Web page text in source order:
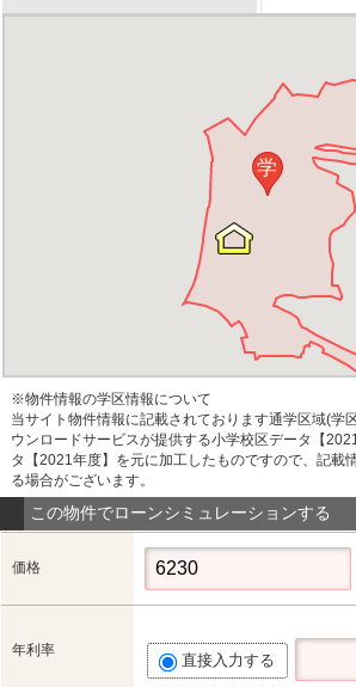
学
※物件情報の学区情報について
当サイト物件情報に記載されております通学区域(学
ウンロードサービスが提供する小学校区データ【
タ【2021年度】を元に加工したものですので、記載
る場合がございます。
この物件でローンシミュレーションする
価格
年利率
直接入力する